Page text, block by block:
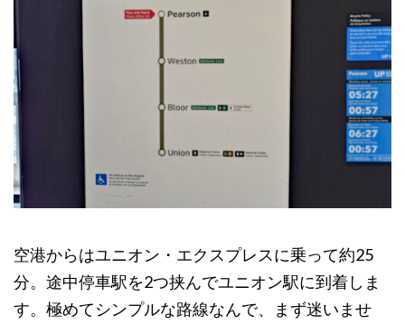
空港からはユニオン・エクスプレスに乗って約25
分。途中停車駅を2つ挟んでユニオン駅に到着しま
す。極めてシンプルな路線なんで、まず迷いませ